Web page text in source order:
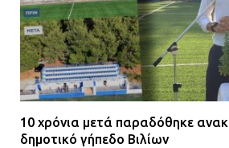
10 χρόνια μετά παραδόθηκε
δημοτικό γήπεδο Βιλίων